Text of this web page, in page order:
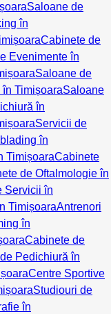
Saloane de
în
Cabinete de
Evenimente în
Saloane de
TimișoaraSaloane
în
Servicii de
în
TimișoaraCabinete
de Oftalmologie în
Servicii în
TimișoaraAntrenori
în
Cabinete de
Pedichiură în
Centre Sportive
Studiouri de
în